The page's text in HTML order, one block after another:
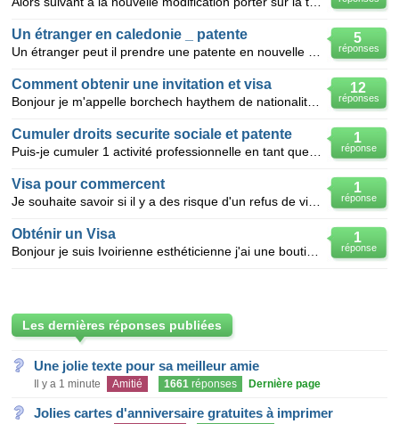
5
réponses
Un étranger en caledonie _ patente
12
réponses
Comment obtenir une invitation et visa
1
réponse
Cumuler droits securite sociale et patente
1
réponse
Visa pour commercent
1
réponse
Obténir un Visa
Les dernières réponses publiées
Une jolie texte pour sa meilleur amie
Il y a 1 minute Amitié 1661 réponses Dernière page
Jolies cartes d'anniversaire gratuites à imprimer